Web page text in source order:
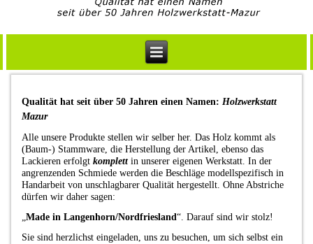
Qualität hat seit über 50 Jahren einen Namen:Holzwerkstatt
Mazur
Alle unsere Produkte stellen wir selber her. Das Holz kommt als
(Baum-) Stammware, die Herstellung der Artikel, ebenso das
Lackieren erfolgtkomplettin unserer eigenen Werkstatt. In der
angrenzenden Schmiede werden die Beschläge modellspezifisch in
Handarbeit von unschlagbarer Qualität hergestellt. Ohne Abstriche
dürfen wir daher sagen:
„Made in Langenhorn/Nordfriesland“. Darauf sind wir stolz!
Sie sind herzlichst eingeladen, uns zu besuchen, um sich selbst ein